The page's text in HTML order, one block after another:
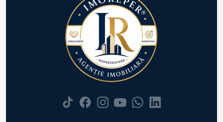
Numar de camere apartamente de vanzare
Apartamente de vanzare 1 camera
Apartamente de vanzare 2 camere
Apartamente de vanzare 3 camere
Apartamente de vanzare 4 camere
Apartamente de vanzare 5 camere
Apartamente de vanzare
Apartamente de vanzare in Bucuresti Fundeni